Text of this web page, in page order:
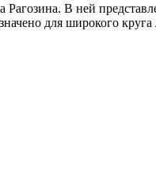
Рагозина. В ней
для широкого